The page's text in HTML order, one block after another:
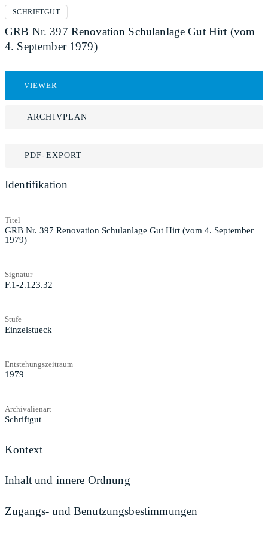
SCHRIFTGUT
GRB Nr. 397 Renovation Schulanlage Gut Hirt (vom
4. September 1979)
VIEWER
ARCHIVPLAN
PDF-EXPORT
Identifikation
Titel
GRB Nr. 397 Renovation Schulanlage Gut Hirt (vom 4. September
1979)
Signatur
F.1-2.123.32
Stufe
Einzelstueck
Entstehungszeitraum
1979
Archivalienart
Schriftgut
Kontext
Inhalt und innere Ordnung
Zugangs- und Benutzungsbestimmungen